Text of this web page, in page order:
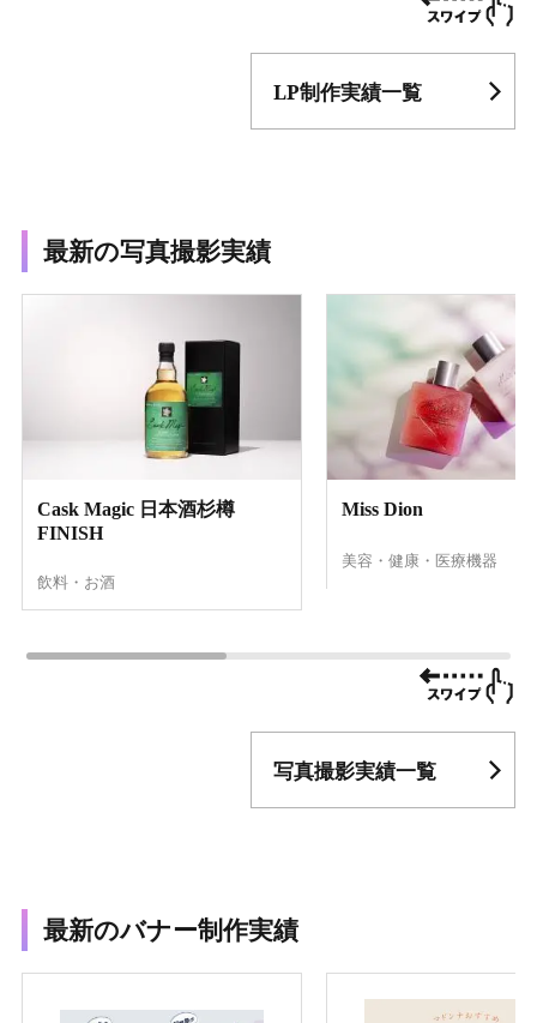
LP制作実績一覧
最新の写真撮影実績
Cask Magic 日本酒杉樽
FINISH
飲料・お酒
Miss Dion
美容・健康・医療機器
写真撮影実績一覧
最新のバナー制作実績